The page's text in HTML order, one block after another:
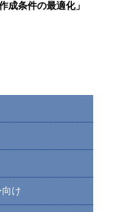
成条件の最適化」
け